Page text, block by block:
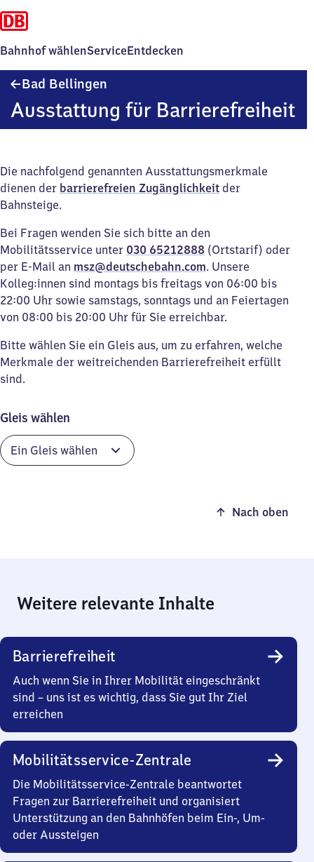
Bahnhof wählenServiceEntdecken
Bad Bellingen
Bellingen
Ausstattung für Barrierefreiheit
Die nachfolgend genannten Ausstattungsmerkmale
dienen der barrierefreien Zugänglichkeit der
Bahnsteige.
Bei Fragen wenden Sie sich bitte an den
Mobilitätsservice unter 030 65212888 (Ortstarif) oder
per E-Mail an msz@deutschebahn.com. Unsere
Kolleg:innen sind montags bis freitags von 06:00 bis
22:00 Uhr sowie samstags, sonntags und an Feiertagen
von 08:00 bis 20:00 Uhr für Sie erreichbar.
Bitte wählen Sie ein Gleis aus, um zu erfahren, welche
Merkmale der weitreichenden Barrierefreiheit erfüllt
sind.
Gleis wählen
Nach oben
Weitere relevante Inhalte
Barrierefreiheit
Auch wenn Sie in Ihrer Mobilität eingeschränkt
sind – uns ist es wichtig, dass Sie gut Ihr Ziel
erreichen
Mobilitätsservice-Zentrale
Die Mobilitätsservice-Zentrale beantwortet
Fragen zur Barrierefreiheit und organisiert
Unterstützung an den Bahnhöfen beim Ein-, Um-
oder Aussteigen